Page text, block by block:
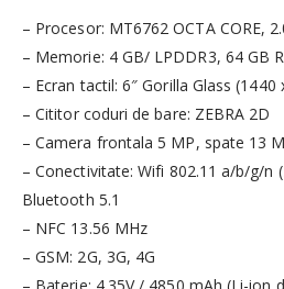
– Procesor: MT6762 OCTA CORE,
– Memorie: 4 GB/ LPDDR3, 64 GB
– Ecran tactil: 6″ Gorilla Glass (1440
– Cititor coduri de bare: ZEBRA 2D
– Camera frontala 5 MP, spate 13
– Conectivitate: Wifi 802.11 a/b/g/n
Bluetooth 5.1
– NFC 13.56 MHz
– GSM: 2G, 3G, 4G